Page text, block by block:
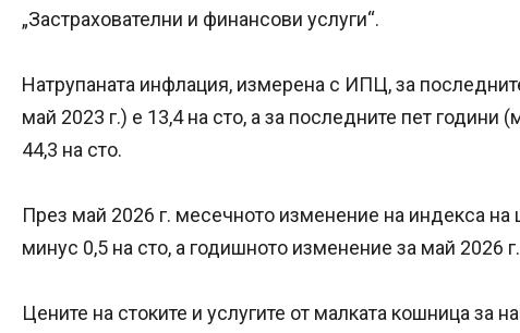
„Застрахователни и финансови услуги“.
Натрупаната инфлация, измерена с ИПЦ, за
май 2023 г.) е 13,4 на сто, а за последните пет години
44,3 на сто.
През май 2026 г. месечното изменение на индекса на
минус 0,5 на сто, а годишното изменение за май 2026
Цените на стоките и услугите от малката кошница за